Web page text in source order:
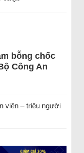
bỗng chốc
Công An
viên – triệu người